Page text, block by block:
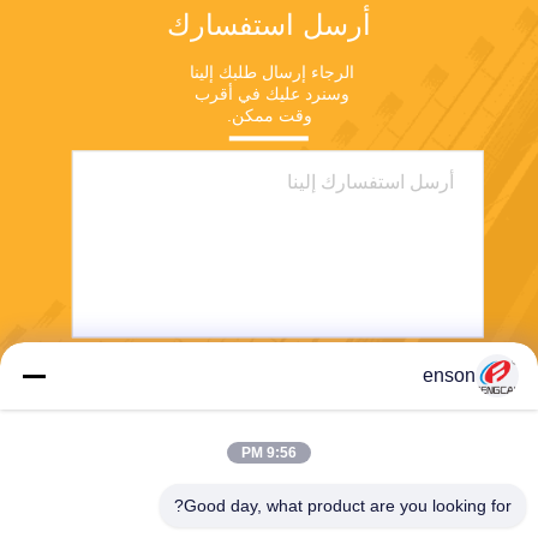
أرسل استفسارك
وقت ممكن.
enson
9:56 PM
Good day, what product are you looking for?